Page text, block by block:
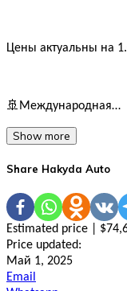
Цены актуальны на
🚢Международная…
Show more
Share Hakyda Auto
Estimated price |
Price updated:
Май 1, 2025
Email